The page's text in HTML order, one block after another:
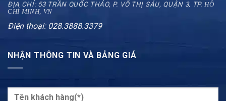
ĐỊA CHỈ: 53 TRẦN QUỐC THẢO, P. VÕ THỊ SÁU, QUẬN 3, TP.HỒ
CHÍ MINH, VN
Điện thoại: 028.3888.3379
NHẬN THÔNG TIN VÀ BẢNG GIÁ